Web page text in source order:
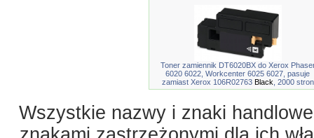
Toner zamiennik DT6020BX do Xerox
6020 6022, Workcenter 6025 6027, pasuje
zamiast Xerox 106R02763 Black , 2000 stron
Wszystkie nazwy i znaki